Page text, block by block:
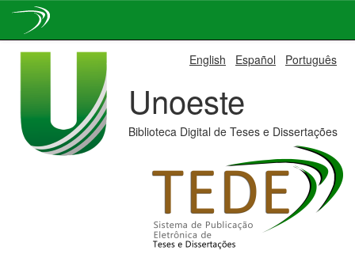
English Español Português
Unoeste
Biblioteca Digital de Teses e Dissertações